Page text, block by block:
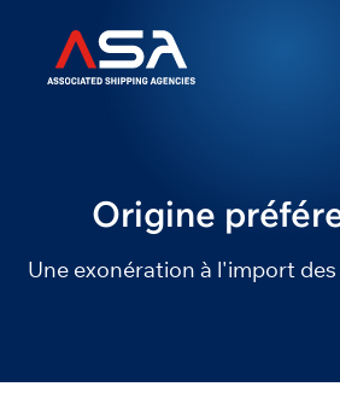
Origine
Une exonération à l'import